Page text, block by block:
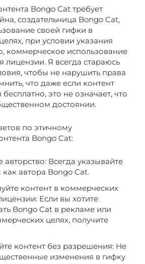
Bongo Cat требует
создательница Bongo Cat,
своей гифки в
при условии указания
коммерческое использование
лицензии. Я всегда стараюсь
чтобы не нарушить права
что даже если контент
это не означает, что
достоянии.
по этичному
Bongo Cat:
авторство: Всегда указывайте
автора Bongo Cat.
контент в коммерческих
Если вы хотите
Bongo Cat в рекламе или
целях, получите
контент без разрешения: Не
изменения в гифку